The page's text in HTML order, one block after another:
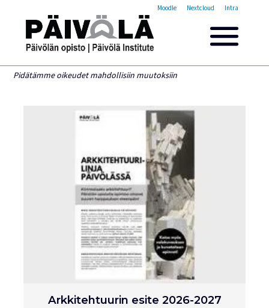
Moodle Nextcloud Intra
Yleisakatemia
Lyhytkurssit
Päivölän opisto
Opintomaksut
Opiskelijatarinoita
Opettajien esittelyt
Yhteystiedot
Tilat ja majoitus
Majoituspalvelut
Kokous- ja juhlatilat
Tarjoilut ja ruokailut
Leirit
Haku käynnissä
Pidätämme oikeudet mahdollisiin muutoksiin
Arkkitehtuurin esite 2026-2027